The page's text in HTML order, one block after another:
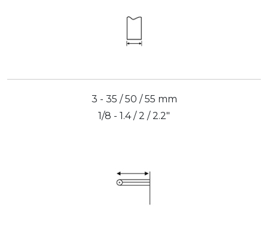
3 - 35 / 50 / 55 mm
1/8 - 1.4 / 2 / 2.2"